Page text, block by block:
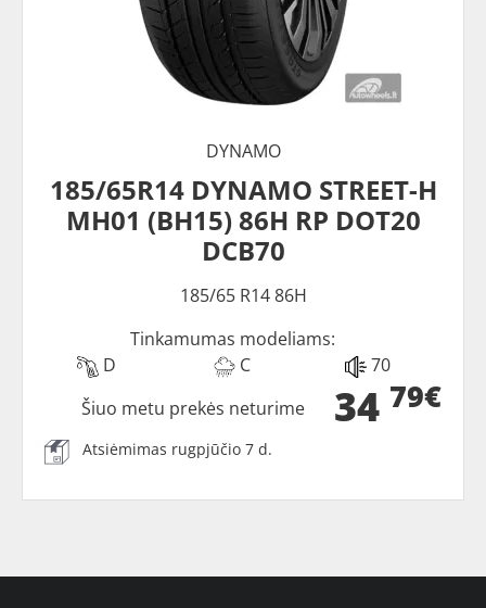
DYNAMO
185/65R14 DYNAMO STREET-H
MH01 (BH15) 86H RP DOT20
DCB70
185/65 R14 86H
Tinkamumas modeliams:
D
C 70
34 79€
Šiuo metu prekės neturime
Atsiėmimas rugpjūčio 7 d.